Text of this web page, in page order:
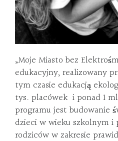
„Moje Miasto bez
edukacyjny, realizowany
tym czasie edukacją
tys. placówek i ponad 1
programu jest budowanie
dzieci w wieku szkolnym i
rodziców w zakresie